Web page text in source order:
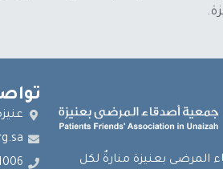
المرضى بعنيزة منارةٌ لكل